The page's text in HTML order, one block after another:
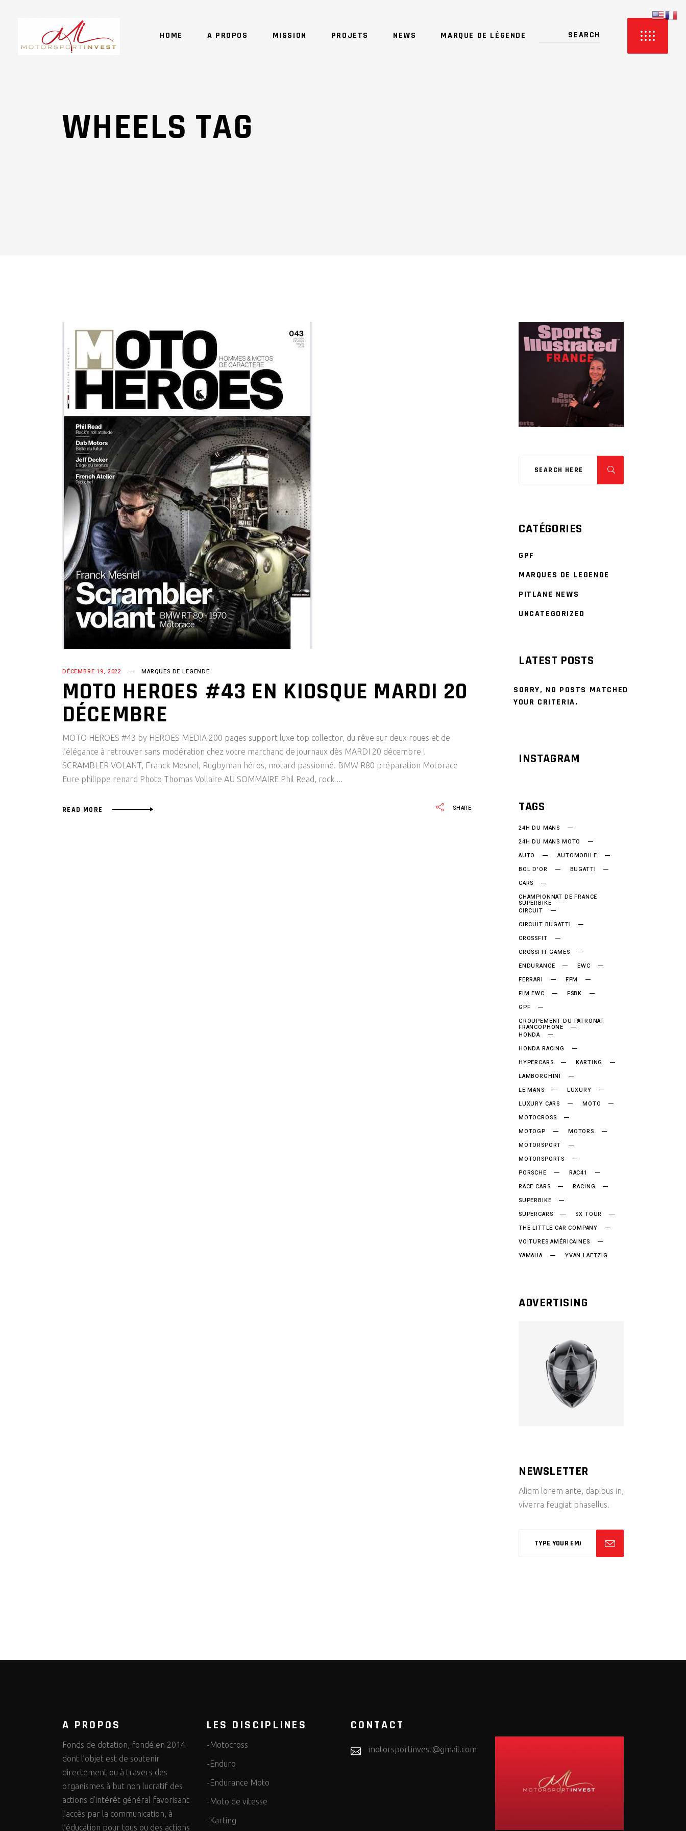
HOME A PROPOS MISSION PROJETS NEWS MARQUE DE LÉGENDE
WHEELS TAG
DÉCEMBRE 19, 2022 MARQUES DE LEGENDE
MOTO HEROES #43 EN KIOSQUE MARDI 20
DÉCEMBRE
MOTO HEROES #43 by HEROES MEDIA 200 pages support luxe top collector, du rêve sur deux roues et de
l’élégance à retrouver sans modération chez votre marchand de journaux dès MARDI 20 décembre !
SCRAMBLER VOLANT, Franck Mesnel, Rugbyman héros, motard passionné. BMW R80 préparation Motorace
Eure philippe renard Photo Thomas Vollaire AU SOMMAIRE Phil Read, rock
READ MORE SHARE
CATÉGORIES
GPF
MARQUES DE LEGENDE
PITLANE NEWS
UNCATEGORIZED
LATEST POSTS
SORRY, NO POSTS MATCHED
YOUR CRITERIA.
INSTAGRAM
TAGS
24H DU MANS
24H DU MANS MOTO
AUTO
AUTOMOBILE
BOL D'OR
BUGATTI
CARS
CHAMPIONNAT DE FRANCE
SUPERBIKE
CIRCUIT
CIRCUIT BUGATTI
CROSSFIT
CROSSFIT GAMES
ENDURANCE
EWC
FERRARI
FFM
FIM EWC
FSBK
GPF
GROUPEMENT DU PATRONAT
FRANCOPHONE
HONDA
HONDA RACING
HYPERCARS
KARTING
LAMBORGHINI
LE MANS
LUXURY
LUXURY CARS
MOTO
MOTOCROSS
MOTOGP
MOTORS
MOTORSPORT
MOTORSPORTS
PORSCHE
RAC41
RACE CARS
RACING
SUPERBIKE
SUPERCARS
SX TOUR
THE LITTLE CAR COMPANY
VOITURES AMÉRICAINES
YAMAHA
YVAN LAETZIG
ADVERTISING
NEWSLETTER
Aliqm lorem ante, dapibus in,
viverra feugiat phasellus.
A PROPOS
Fonds de dotation, fondé en 2014
dont l’objet est de soutenir
directement ou à travers des
organismes à but non lucratif des
actions d’intérêt général favorisant
l’accès par la communication, à
l’éducation pour tous ou des actions
LES DISCIPLINES
-Motocross
-Enduro
-Endurance Moto
-Moto de vitesse
-Karting
CONTACT
motorsportinvest@gmail.com